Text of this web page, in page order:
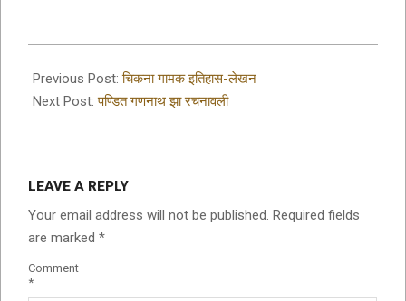
09-
19
Previous Post:चिकना गामक इतिहास-लेखन
Next Post:पण्डित गणनाथ झा रचनावली
LEAVE A REPLY
Your email address will not be published. Required fields
are marked *
Comment
*